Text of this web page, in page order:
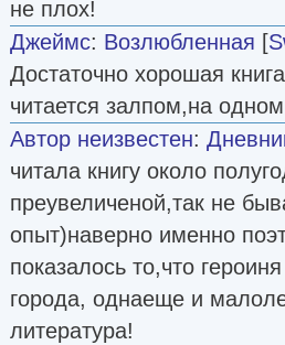
не плох!
Джеймс: Возлюбленная [
Достаточно хорошая
читается залпом,на
Автор неизвестен:
читала книгу около
преувеличеной,так не
опыт)наверно именно
показалось то,что
города, однаеще и
литература!